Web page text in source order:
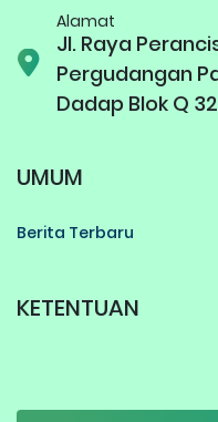
Alamat
Jl. Raya
Pergudangan
Dadap Blok Q
UMUM
Berita Terbaru
KETENTUAN